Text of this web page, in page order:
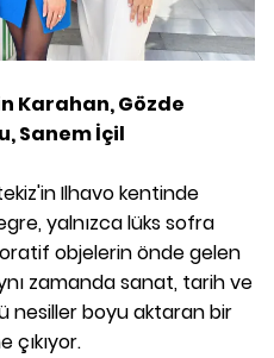
Karahan, Gözde
Sanem İçil
Ilhavo kentinde
yalnızca lüks sofra
objelerin önde gelen
zamanda sanat, tarih ve
nesiller boyu aktaran bir
çıkıyor.